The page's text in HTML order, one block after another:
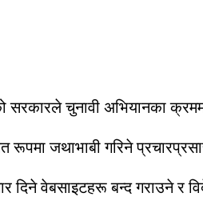
सरकारले चुनावी अभियानका
जथाभाबी गरिने
दिने वेबसाइटहरू बन्द गराउने र